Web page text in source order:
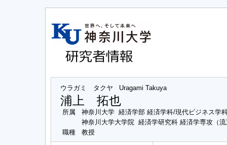
ウラガミ タクヤ Uragami Takuya
浦上 拓也
所属
神奈川大学 経済学部 経済学科/現代ビジネス学
神奈川大学大学院 経済学研究科 経済学専攻（
職種
教授